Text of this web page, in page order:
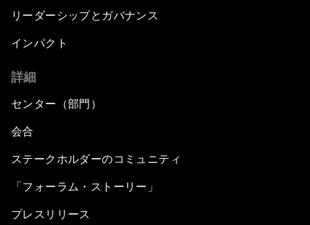
リーダーシップとガバナンス
インパクト
詳細
センター（部門）
会合
ステークホルダーのコミュニティ
「フォーラム・ストーリー」
プレスリリース